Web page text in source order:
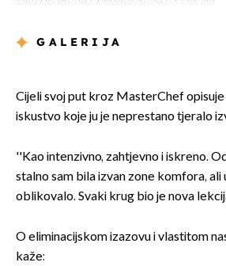
GALERIJA
Cijeli svoj put kroz MasterChef
iskustvo koje ju je neprestano tjeralo
''Kao intenzivno, zahtjevno i iskreno.
stalno sam bila izvan zone komfora, ali
oblikovalo. Svaki krug bio je nova
O eliminacijskom izazovu i vlastitom
kaže: